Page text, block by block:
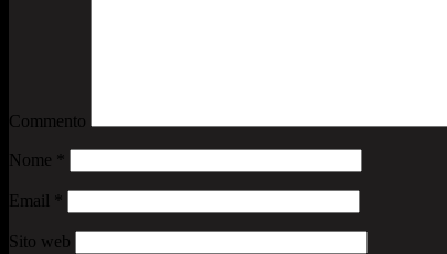
Commento
Nome
Email
Sito web